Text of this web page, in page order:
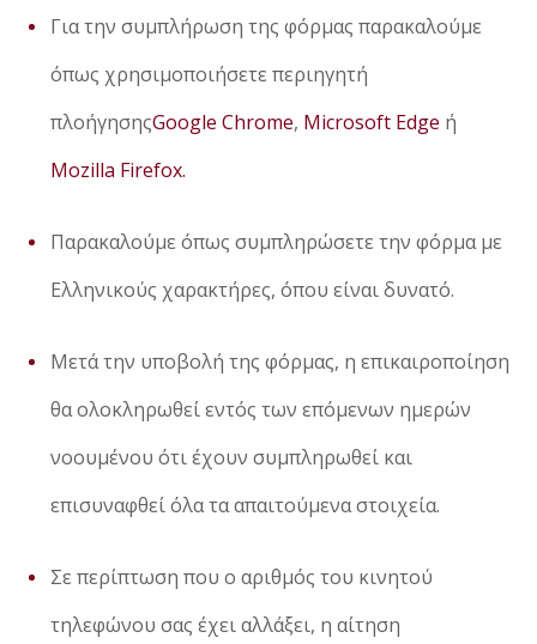
Για την συμπλήρωση της φόρμας παρακαλούμε
όπως χρησιμοποιήσετε περιηγητή
πλοήγησηςGoogle Chrome, Microsoft Edge ή
Mozilla Firefox.
Παρακαλούμε όπως συμπληρώσετε την φόρμα με
Ελληνικούς χαρακτήρες, όπου είναι δυνατό.
Μετά την υποβολή της φόρμας, η επικαιροποίηση
θα ολοκληρωθεί εντός των επόμενων ημερών
νοουμένου ότι έχουν συμπληρωθεί και
επισυναφθεί όλα τα απαιτούμενα στοιχεία.
Σε περίπτωση που ο αριθμός του κινητού
τηλεφώνου σας έχει αλλάξει, η αίτηση